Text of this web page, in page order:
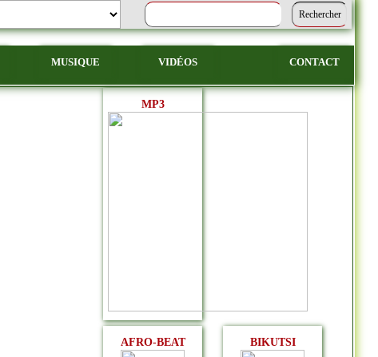
MUSIQUE VIDÉOS CONTACT
MP3
AFRO-BEAT BIKUTSI